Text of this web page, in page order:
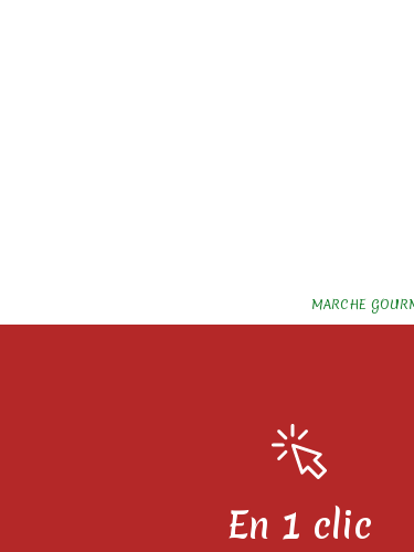
MARCHE
En 1 clic